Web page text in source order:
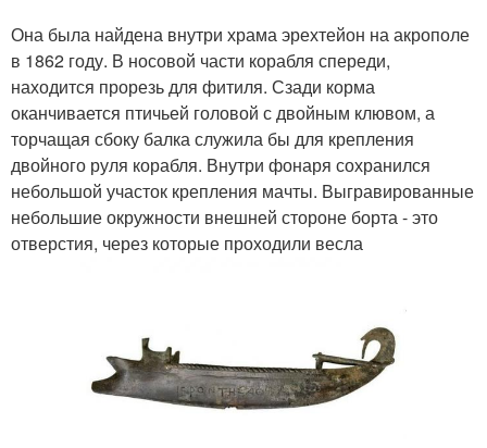
Она была найдена внутри храма эрехтейон на акрополе
в 1862 году. В носовой части корабля спереди,
находится прорезь для фитиля. Сзади корма
оканчивается птичьей головой с двойным клювом, а
торчащая сбоку балка служила бы для крепления
двойного руля корабля. Внутри фонаря сохранился
небольшой участок крепления мачты. Выгравированные
небольшие окружности внешней стороне борта - это
отверстия, через которые проходили весла